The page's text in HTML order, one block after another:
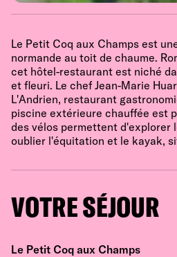
Le Petit Coq aux Champs est
normande au toit de chaume.
cet hôtel-restaurant est niché
et fleuri. Le chef Jean-Marie
L'Andrien, restaurant
piscine extérieure chauffée est
des vélos permettent d'explorer
oublier l'équitation et le kayak,
VOTRE SÉJOUR
Le Petit Coq aux Champs